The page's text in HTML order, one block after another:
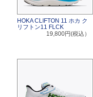
HOKA CLIFTON 11 ホカ ク
リフトン11 FLCK
19,800円(税込）